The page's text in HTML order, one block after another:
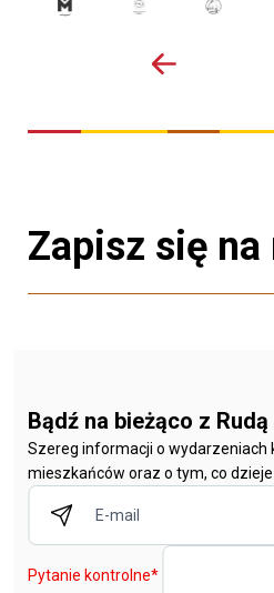
Zapisz się
Bądź na bieżąco z Rudą
Szereg informacji o wydarzeniach
mieszkańców oraz o tym, co
Pytanie kontrolne*